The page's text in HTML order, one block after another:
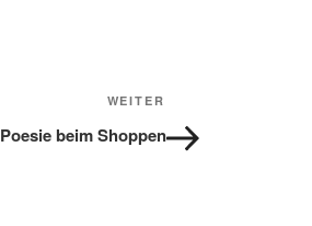
Beitrag
WEITER
Poesie beim Shoppen